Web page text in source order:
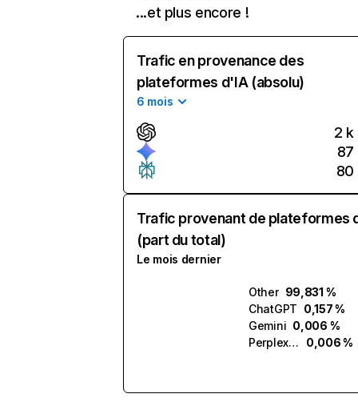
...et plus encore !
Trafic en provenance des
plateformes d'IA (absolu)
6 mois
2 k
87
80
Trafic provenant de plateformes
(part du total)
Le mois dernier
Other 99,831 %
ChatGPT 0,157 %
Gemini 0,006 %
Perplexity
0,006 %